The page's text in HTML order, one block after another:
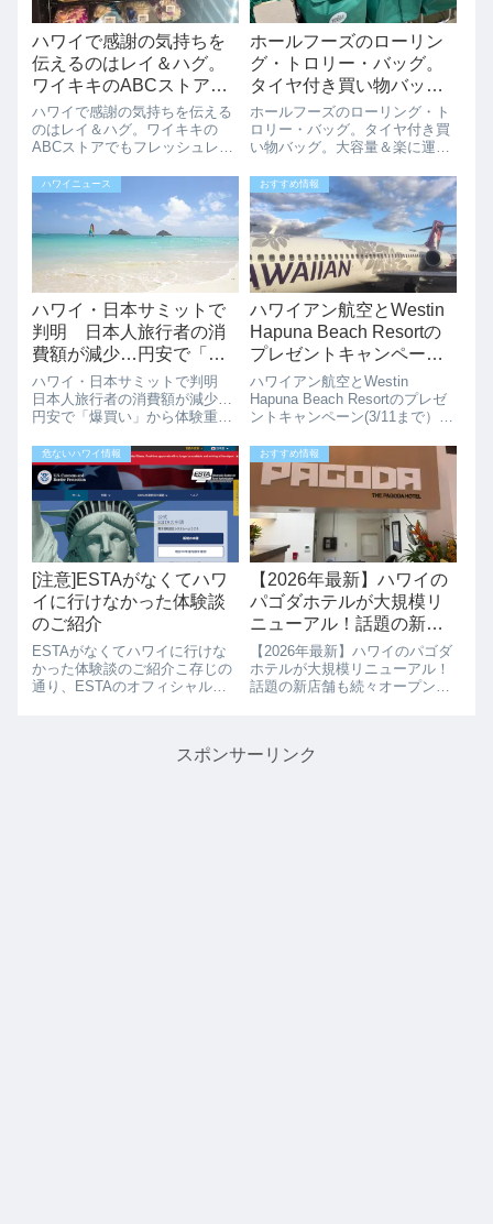
ハワイで感謝の気持ちを
伝えるのはレイ＆ハグ。
ワイキキのABCストアで
もフレッシュレイ買えま
すよ。
ハワイで感謝の気持ちを伝える
のはレイ＆ハグ。ワイキキの
ABCストアでもフレッシュレイ
とした時に皆感謝の気持ちを込
めてレイを送ります。ハワイ旅
行に来て、記念日や誕生日のプ
レゼントにレイを送るのはとっ
てもお勧めです。...
ホールフーズのローリン
グ・トロリー・バッグ。
タイヤ付き買い物バッ
グ。大容量＆楽に運べま
す。
ホールフーズのローリング・ト
ロリー・バッグ。タイヤ付き買
い物バッグ。大容量＆楽に運べ
グ・トロリー・バッグ」が販売
されています。タイヤ付きのバ
ッグで重い荷物ときに助かりそ
うです。デザインは、ホールフ
ーズのメインカラ...
ハワイニュース
ハワイ・日本サミットで
判明 日本人旅行者の消
費額が減少…円安で「爆
買い」から体験重視へ
ハワイ・日本サミットで判明
日本人旅行者の消費額が減少…
円安で「爆買い」から体験重視
アン・ビレッジ・ワイキキ・ビ
ーチ・リゾートで開催された
「ハワイ・日本サミット」に
て、日本人旅行者の減少や、旅
行スタイルの変化につ...
おすすめ情報
ハワイアン航空とWestin
Hapuna Beach Resortの
プレゼントキャンペーン
(3/11まで）
ハワイアン航空とWestin
Hapuna Beach Resortのプレゼ
ントキャンペーン(3/11まで）ハ
Beach Resortがプレゼントキャ
ンペーンを実施中です。ハワイ
島のWestin H...
危ないハワイ情報
[注意]ESTAがなくてハワ
イに行けなかった体験談
のご紹介
ESTAがなくてハワイに行けな
かった体験談のご紹介こ存じの
通り、ESTAのオフィシャルホ
前には必ずチェックしてくださ
おすすめ情報
【2026年最新】ハワイの
パゴダホテルが大規模リ
ニューアル！話題の新店
舗も続々オープン予定
【2026年最新】ハワイのパゴダ
ホテルが大規模リニューアル！
話題の新店舗も続々オープン予
ルを実施しました！「昔ながら
スポンサーリンク